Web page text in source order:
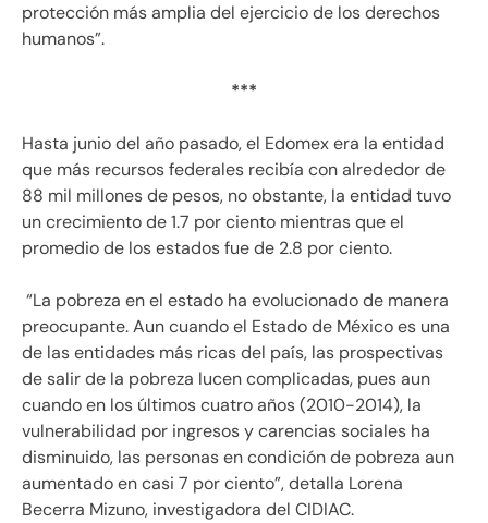
protección más amplia del ejercicio de los derechos
humanos”.
***
Hasta junio del año pasado, el Edomex era la entidad
que más recursos federales recibía con alrededor de
88 mil millones de pesos, no obstante, la entidad tuvo
un crecimiento de 1.7 por ciento mientras que el
promedio de los estados fue de 2.8 por ciento.
“La pobreza en el estado ha evolucionado de manera
preocupante. Aun cuando el Estado de México es una
de las entidades más ricas del país, las prospectivas
de salir de la pobreza lucen complicadas, pues aun
cuando en los últimos cuatro años (2010-2014), la
vulnerabilidad por ingresos y carencias sociales ha
disminuido, las personas en condición de pobreza aun
aumentado en casi 7 por ciento”, detalla Lorena
Becerra Mizuno, investigadora del CIDIAC.